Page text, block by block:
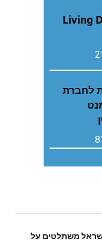
Living
לחברת
משתלטים על